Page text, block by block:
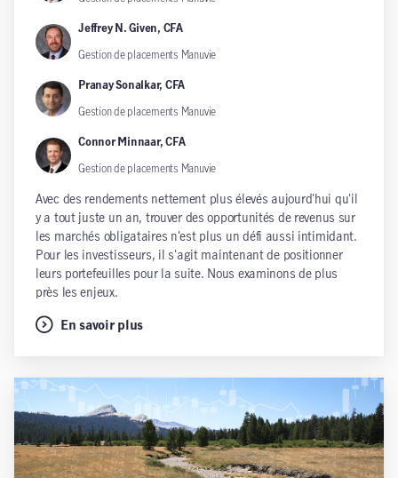
Jeffrey N. Given, CFA
Gestion de placements Manuvie
Pranay Sonalkar, CFA
Gestion de placements Manuvie
Connor Minnaar, CFA
Gestion de placements Manuvie
Avec des rendements nettement plus élevés aujourd'hui qu'il
y a tout juste un an, trouver des opportunités de revenus sur
les marchés obligataires n'est plus un défi aussi intimidant.
Pour les investisseurs, il s'agit maintenant de positionner
leurs portefeuilles pour la suite. Nous examinons de plus
près les enjeux.
En savoir plus